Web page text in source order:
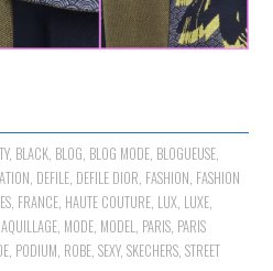
, BLACK, BLOG, BLOG MODE, BLOGUEUSE,
, DEFILE, DEFILE DIOR, FASHION, FASHION
, FRANCE, HAUTE COUTURE, LUX, LUXE,
, MODE, MODEL, PARIS, PARIS
, PODIUM, ROBE,SEXY,SKECHERS,STREET